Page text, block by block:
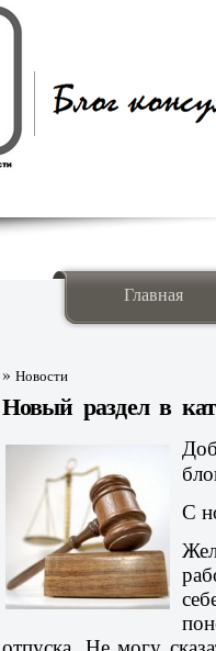
Главная
»Новости
Новый раздел в
С